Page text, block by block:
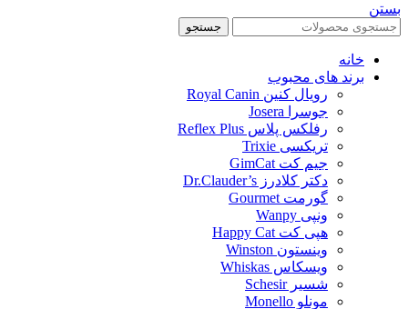
بستن
جستجو
خانه
برند های محبوب
رویال کنین Royal Canin
جوسرا Josera
رفلکس پلاس Reflex Plus
تریکسی Trixie
جیم کت GimCat
دکتر کلادرز Dr.Clauder’s
گورمت Gourmet
ونپی Wanpy
هپی کت Happy Cat
وینستون Winston
ویسکاس Whiskas
شسیر Schesir
مونلو Monello